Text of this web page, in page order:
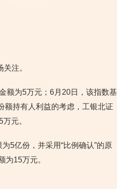
注。
额为5万元；6月20日，该指数基
额持有人利益的考虑，工银北证
元。
5亿份，并采用“比例确认”的原
为15万元。